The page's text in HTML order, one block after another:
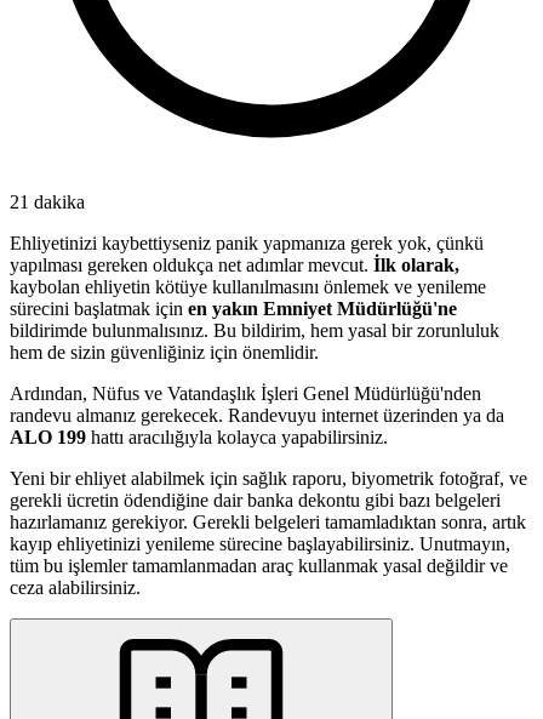
21 dakika
Ehliyetinizi kaybettiyseniz panik yapmanıza gerek yok, çünkü
yapılması gereken oldukça net adımlar mevcut. İlk olarak,
kaybolan ehliyetin kötüye kullanılmasını önlemek ve yenileme
sürecini başlatmak için en yakın Emniyet Müdürlüğü'ne
bildirimde bulunmalısınız. Bu bildirim, hem yasal bir zorunluluk
hem de sizin güvenliğiniz için önemlidir.
Ardından, Nüfus ve Vatandaşlık İşleri Genel Müdürlüğü'nden
randevu almanız gerekecek. Randevuyu internet üzerinden ya da
ALO 199 hattı aracılığıyla kolayca yapabilirsiniz.
Yeni bir ehliyet alabilmek için sağlık raporu, biyometrik fotoğraf, ve
gerekli ücretin ödendiğine dair banka dekontu gibi bazı belgeleri
hazırlamanız gerekiyor. Gerekli belgeleri tamamladıktan sonra, artık
kayıp ehliyetinizi yenileme sürecine başlayabilirsiniz. Unutmayın,
tüm bu işlemler tamamlanmadan araç kullanmak yasal değildir ve
ceza alabilirsiniz.